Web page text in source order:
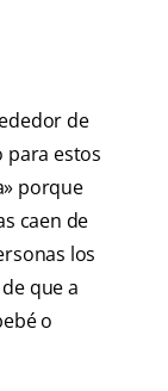
de
para estos
porque
caen de
los
que a
o